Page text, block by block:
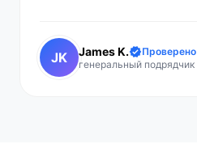
JK James K.
Проверено
генеральный подрядчик